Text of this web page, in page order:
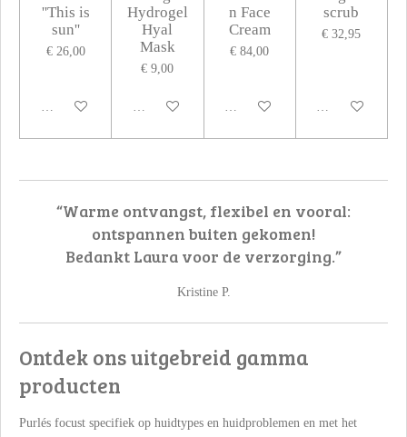
''This is
sun''
€ 26,00
In winkelwagen
Hydrogel
Hyal
Mask
€ 9,00
In winkelwagen
n Face
Cream
€ 84,00
In winkelwagen
scrub
€ 32,95
In winkelwagen
“Warme ontvangst, flexibel en vooral:
ontspannen buiten gekomen!
Bedankt Laura voor de verzorging.”
Kristine P.
Ontdek ons uitgebreid gamma
producten
Purlés focust specifiek op huidtypes en huidproblemen en met het